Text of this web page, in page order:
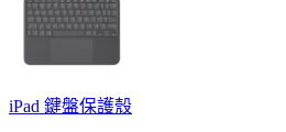
iPad 鍵盤保護殼